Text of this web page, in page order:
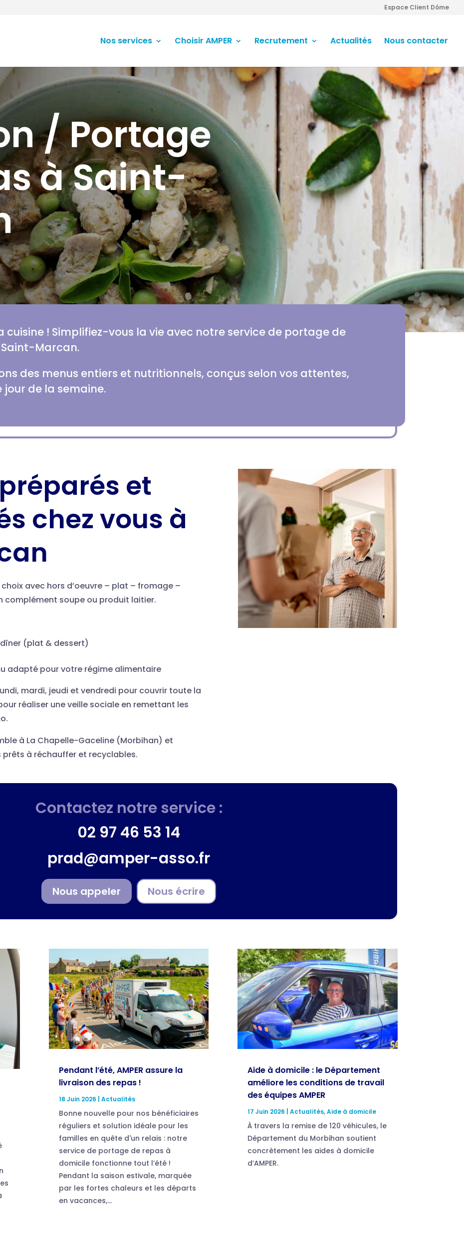
Espace Client Dôme
Nos services Choisir AMPER Recrutement Actualités Nous contacter
/ Portage
à Saint-
cuisine ! Simplifiez-vous la vie avec notre service de portage de
Saint-Marcan.
des menus entiers et nutritionnels, conçus selon vos attentes,
de la semaine.
et
chez vous à
avec hors d’oeuvre – plat – fromage –
complément soupe ou produit laitier.
(plat & dessert)
adapté pour votre régime alimentaire
mardi, jeudi et vendredi pour couvrir toute la
réaliser une veille sociale en remettant les
à La Chapelle-Gaceline (Morbihan) et
à réchauffer et recyclables.
Contactez notre service :
02 97 46 53 14
prad@amper-asso.fr
Nous appeler Nous écrire
Pendant l’été, AMPER assure la
livraison des repas !
18 Juin 2026 Actualités
Bonne nouvelle pour nos bénéficiaires
réguliers et solution idéale pour les
familles en quête d'un relais : notre
service de portage de repas à
domicile fonctionne tout l’été !
Pendant la saison estivale, marquée
par les fortes chaleurs et les départs
en vacances,...
Aide à domicile : le Département
améliore les conditions de travail
des équipes AMPER
17 Juin 2026 Actualités,Aide à domicile
À travers la remise de 120 véhicules, le
Département du Morbihan soutient
concrètement les aides à domicile
d’AMPER.